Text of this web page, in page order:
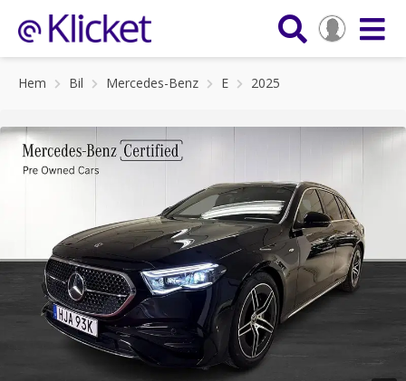
Hem Bil Mercedes-Benz E 2025